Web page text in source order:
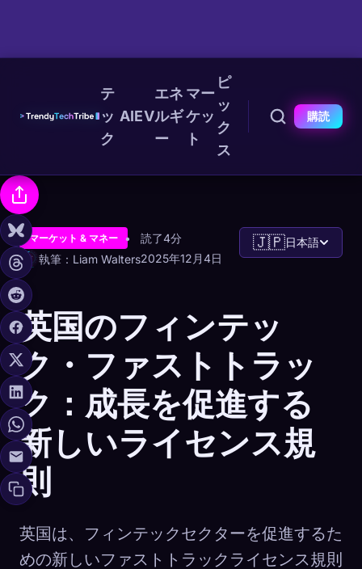
テ
ッ
ク
AIEV
エネ
ルギ
ー
マー
ケッ
ト
ピ
ッ
ク
ス
購読
マーケット & マネー
読了4分
執筆：Liam Walters2025年12月4日
🇯🇵日本語
英国のフィンテッ
ク・ファストトラッ
ク：成長を促進する
新しいライセンス規
則
英国は、フィンテックセクターを促進するた
めの新しいファストトラックライセンス規則